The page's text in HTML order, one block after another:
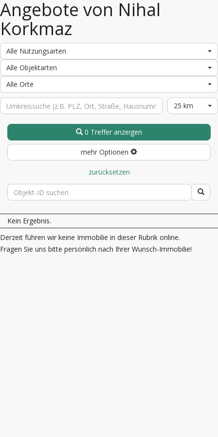
Angebote von Nihal
Korkmaz
Alle Nutzungsarten
Alle Objektarten
Alle Orte
25 km
0 Treffer anzeigen
mehr Optionen
zurücksetzen
Kein Ergebnis.
Derzeit führen wir keine Immobilie in dieser Rubrik online.
Fragen Sie uns bitte persönlich nach Ihrer Wunsch-Immobilie!